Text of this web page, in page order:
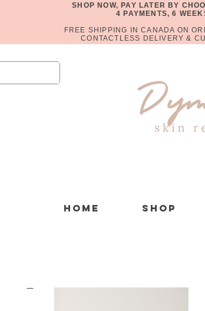
SHOP NOW, PAY LATER BY
4 PAYMENTS, 6
FREE SHIPPING IN CANADA ON
CONTACTLESS DELIVERY &
Home Shop